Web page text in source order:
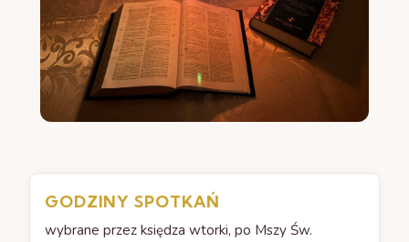
GODZINY SPOTKAŃ
wybrane przez księdza wtorki, po Mszy Św.